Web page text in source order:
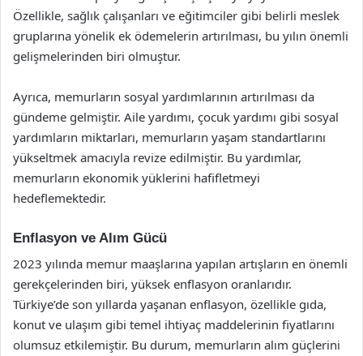
Özellikle, sağlık çalışanları ve eğitimciler gibi belirli meslek
gruplarına yönelik ek ödemelerin artırılması, bu yılın önemli
gelişmelerinden biri olmuştur.
Ayrıca, memurların sosyal yardımlarının artırılması da
gündeme gelmiştir. Aile yardımı, çocuk yardımı gibi sosyal
yardımların miktarları, memurların yaşam standartlarını
yükseltmek amacıyla revize edilmiştir. Bu yardımlar,
memurların ekonomik yüklerini hafifletmeyi
hedeflemektedir.
Enflasyon ve Alım Gücü
2023 yılında memur maaşlarına yapılan artışların en önemli
gerekçelerinden biri, yüksek enflasyon oranlarıdır.
Türkiye’de son yıllarda yaşanan enflasyon, özellikle gıda,
konut ve ulaşım gibi temel ihtiyaç maddelerinin fiyatlarını
olumsuz etkilemiştir. Bu durum, memurların alım güçlerini